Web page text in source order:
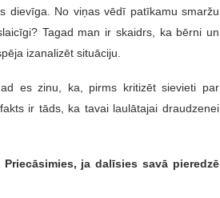
dievīga. No viņas vēdī patīkamu smaržu
Tagad man ir skaidrs, ka bērni un
izanalizēt situāciju.
es zinu, ka, pirms kritizēt sievieti par
ir tāds, ka tavai laulātajai draudzenei
ja dalīsies savā pieredzē